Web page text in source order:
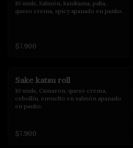
10 unds, Salmón, kanikama, palta,
queso crema, spicy apanado en panko.
$7.900
Sake katsu roll
10 unds, Camaron, queso crema,
cebollin, envuelto en salmón apanado
en panko.
$7.900